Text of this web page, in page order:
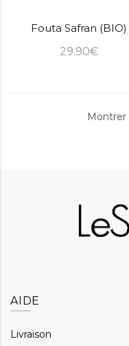
Fouta Safran (BIO)
29.90€
Montrer
AIDE
Livraison